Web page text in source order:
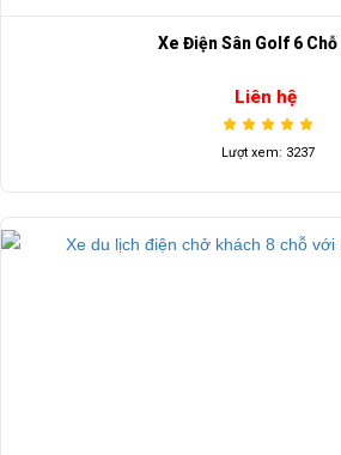
Xe Điện Sân Golf 6
Liên hệ
Lượt xem: 3237